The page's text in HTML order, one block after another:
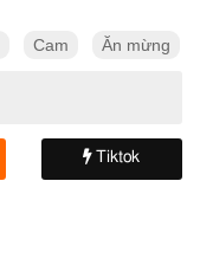
Cam Ăn mừng
Tiktok